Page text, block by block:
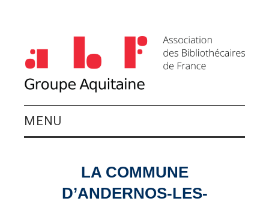
MENU
ACTIVITÉS DU
LA COMMUNE
D’ANDERNOS-LES-